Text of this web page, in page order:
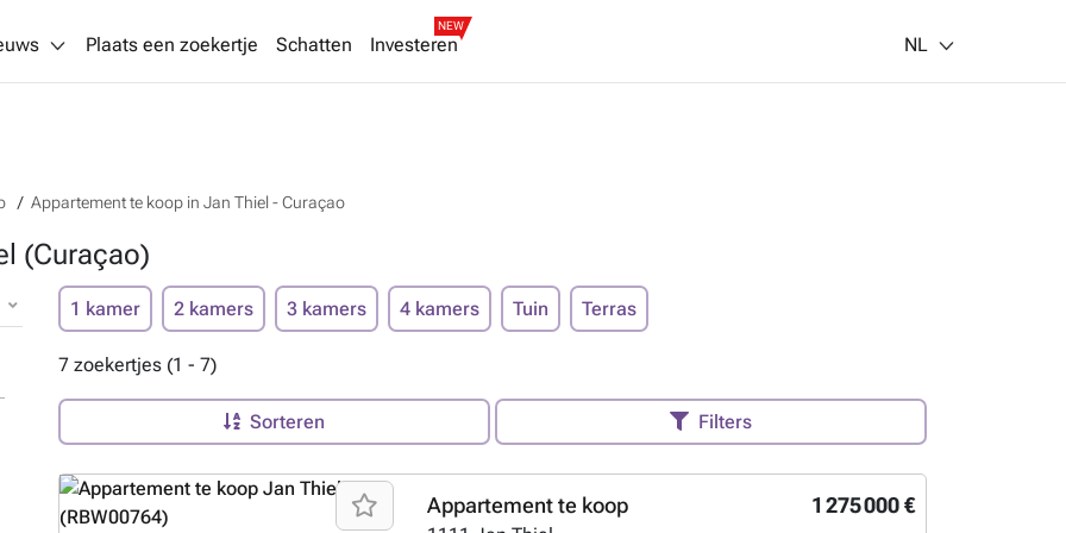
Plaats een zoekertje Schatten Investeren
NEW
NL
Appartement te koop in Jan Thiel - Curaçao
(Curaçao)
1 kamer 2 kamers 3 kamers 4 kamers Tuin Terras
7 zoekertjes (1 - 7)
Sorteren Filters
1 275 000 €
Appartement te koop